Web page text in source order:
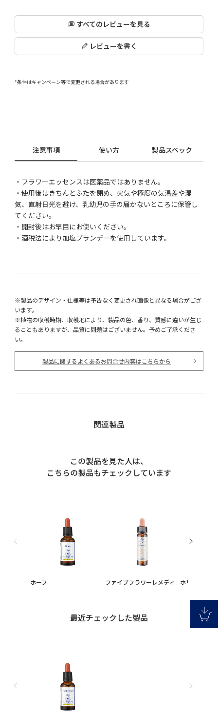
すべてのレビューを見る
レビューを書く
*条件はキャンペーン等で変更される場合があります
注意事項 使い方 製品スペック
・フラワーエッセンスは医薬品ではありません。
・使用後はきちんとふたを閉め、火気や極度の気温差や湿
気、直射日光を避け、乳幼児の手の届かないところに保管し
てください。
・開封後はお早目にお使いください。
・酒税法により加塩ブランデーを使用しています。
※製品のデザイン・仕様等は予告なく変更され画像と異なる場合がござ
います。
※植物の収穫時期、収穫地により、製品の色、香り、質感に違いが生じ
ることもありますが、品質に問題はございません。予めご了承くださ
い。
製品に関するよくあるお問合せ内容はこちらから
関連製品
この製品を見た人は、
こちらの製品もチェックしています
ホープ ファイブフラワーレメディ ホリー
最近チェックした製品